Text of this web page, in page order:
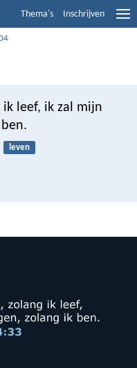
Thema's Inschrijven
ik leef, ik zal mijn
leven